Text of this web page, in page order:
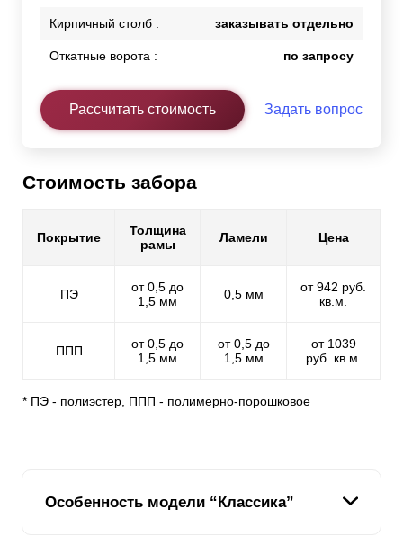
Кирпичный столб : заказывать отдельно
Откатные ворота : по запросу
Рассчитать стоимость Задать вопрос
Стоимость забора
Покрытие
Толщина
рамы
Ламели Цена
ПЭ
от 0,5 до
1,5 мм
0,5 мм
от 942 руб.
кв.м.
ППП
от 0,5 до
1,5 мм
от 0,5 до
1,5 мм
от 1039
руб. кв.м.
* ПЭ - полиэстер, ППП - полимерно-порошковое
Особенность модели “Классика”